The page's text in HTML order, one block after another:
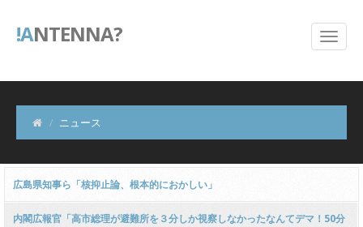
!ANTENNA?
ニュース
広島県知事ら「核抑止論、根本的におかしい」
内閣広報官「高市総理が避難所を３分しか視察しなかったなんてデマ！50分